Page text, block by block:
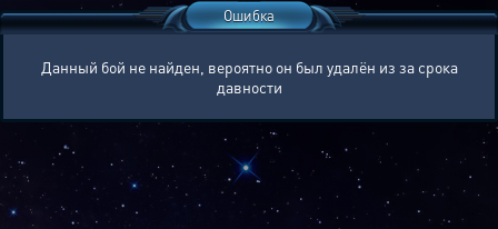
Ошибка
Данный бой не найден, вероятно он был удалён из за срока
давности